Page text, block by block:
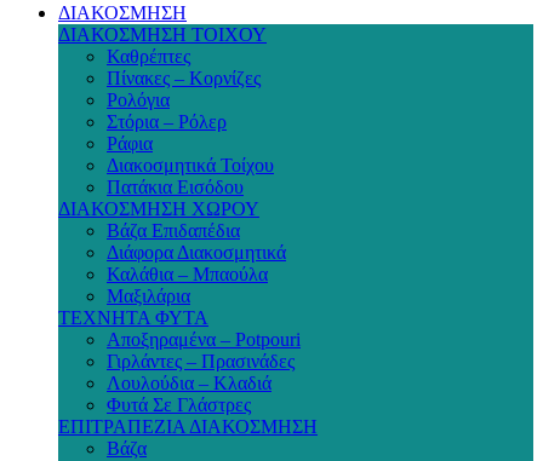
ΔΙΑΚΟΣΜΗΣΗ
ΔΙΑΚΟΣΜΗΣΗ ΤΟΙΧΟΥ
Καθρέπτες
Πίνακες – Κορνίζες
Ρολόγια
Στόρια – Ρόλερ
Ράφια
Διακοσμητικά Τοίχου
Πατάκια Εισόδου
ΔΙΑΚΟΣΜΗΣΗ ΧΩΡΟΥ
Βάζα Επιδαπέδια
Διάφορα Διακοσμητικά
Καλάθια – Μπαούλα
Μαξιλάρια
ΤΕΧΝΗΤΑ ΦΥΤΑ
Αποξηραμένα – Potpouri
Γιρλάντες – Πρασινάδες
Λουλούδια – Κλαδιά
Φυτά Σε Γλάστρες
ΕΠΙΤΡΑΠΕΖΙΑ ΔΙΑΚΟΣΜΗΣΗ
Βάζα